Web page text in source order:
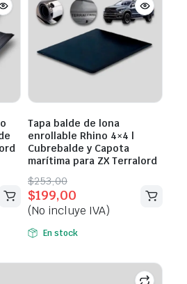
Tapa balde de lona
enrollable Rhino 4×4 |
Cubrebalde y Capota
marítima para ZX Terralord
$253,00
Original
price
was:
$253,00.
$199,00
Current
price
is:
$199,00.
(No incluye IVA)
En stock